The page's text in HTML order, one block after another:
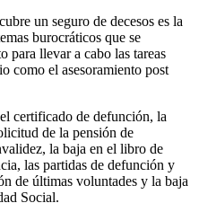
un seguro de decesos es la
burocráticos que se
para llevar a cabo las tareas
como el asesoramiento post
certificado de defunción, la
de la pensión de
la baja en el libro de
las partidas de defunción y
de últimas voluntades y la baja
Social.